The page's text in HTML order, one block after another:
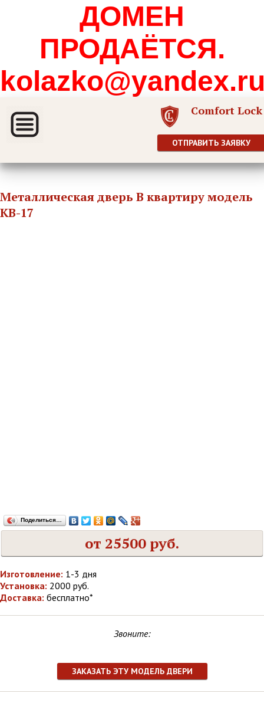
ДОМЕН
ПРОДАЁТСЯ.
Comfort Lock
ОТПРАВИТЬ ЗАЯВКУ
Металлическая дверь В квартиру модель
КВ-17
Поделиться…
от 25500 руб.
Изготовление: 1-3 дня
Установка: 2000 руб.
Доставка: бесплатно*
Звоните:
ЗАКАЗАТЬ ЭТУ МОДЕЛЬ ДВЕРИ